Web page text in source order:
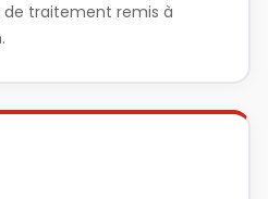
traitement remis à